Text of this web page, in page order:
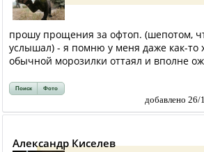
прошу прощения за офтоп. (шепотом,
услышал) - я помню у меня даже как-то
обычной морозилки оттаял и вполне
Поиск Фото
добавлено
Александр Киселев